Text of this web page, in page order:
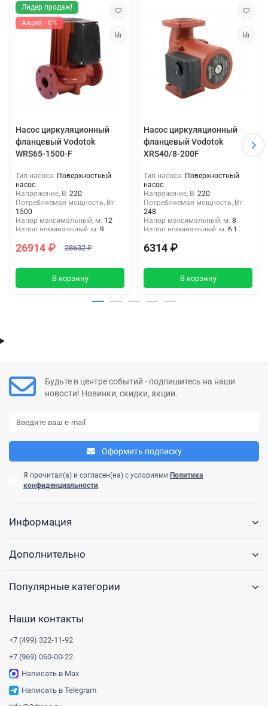
Лидер продаж!
Акция - 6%
Насос циркуляционный
фланцевый Vodotok
WRS65-1500-F
Тип насоса: Поверхностный
насос
Напряжение, В: 220
Потребляемая мощность, Вт:
1500
Напор максимальный, м: 12
Напор номинальный, м: 9
1/2"
26914 ₽ 28632 ₽
В корзину
Насос циркуляционный
фланцевый Vodotok
XRS40/8-200F
Тип насоса: Поверхностный
насос
Напряжение, В: 220
Потребляемая мощность, Вт:
248
Напор максимальный, м: 8
Напор номинальный, м: 6,1
1/2"
6314 ₽
В корзину
Будьте в центре событий - подпишитесь на наши
новости! Новинки, скидки, акции.
Оформить подписку
Я прочитал(а) и согласен(на) с условиями Политика
конфиденциальности
Информация
Дополнительно
Популярные категории
Наши контакты
+7 (499) 322-11-92
+7 (969) 060-00-22
Написать в Max
Написать в Telegram